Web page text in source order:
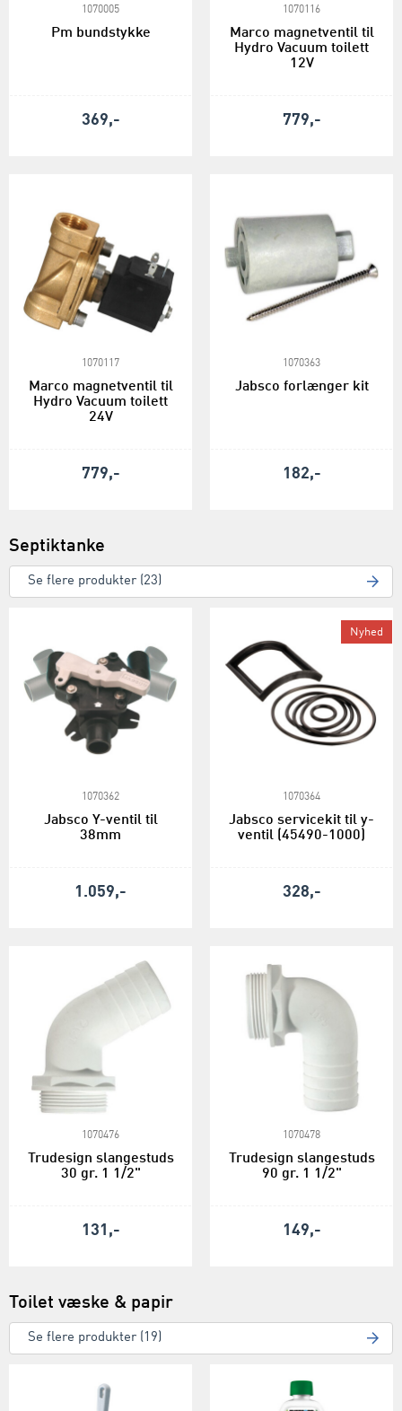
1070005
Pm bundstykke
369,-
1070116
Marco magnetventil til
Hydro Vacuum toilett
12V
779,-
1070117
Marco magnetventil til
Hydro Vacuum toilett
24V
779,-
1070363
Jabsco forlænger kit
182,-
Septiktanke
Se flere produkter (23)
1070362
Jabsco Y-ventil til
38mm
1.059,-
Nyhed
1070364
Jabsco servicekit til y-
ventil (45490-1000)
328,-
1070476
Trudesign slangestuds
30 gr. 1 1/2"
131,-
1070478
Trudesign slangestuds
90 gr. 1 1/2"
149,-
Toilet væske & papir
Se flere produkter (19)